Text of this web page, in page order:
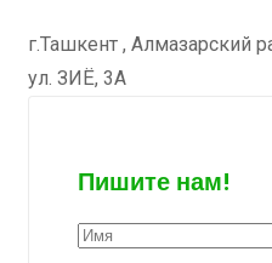
г.Ташкент , Алмазарский
ул. ЗИЁ, 3А
Пишите нам!